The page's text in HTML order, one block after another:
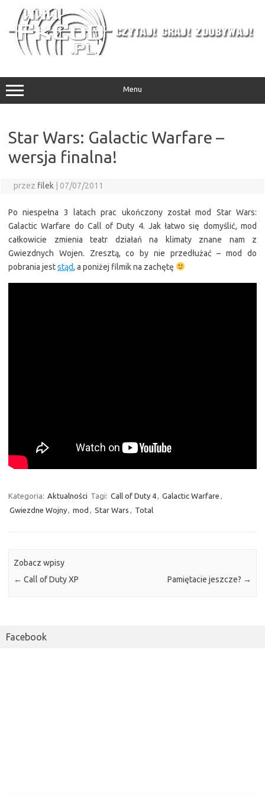
treści
Menu
Star Wars: Galactic Warfare –
wersja finalna!
przez filek 07/07/2011
Po niespełna 3 latach prac ukończony został mod Star Wars:
Galactic Warfare do Call of Duty 4. Jak łatwo się domyślić, mod
całkowicie zmienia teatr działań na klimaty znane nam z
Gwiezdnych Wojen. Zresztą, co by nie przedłużać – mod do
pobrania jeststąd, a poniżej filmik na zachętę
Kategoria: Aktualności Tagi: Call of Duty 4 Galactic Warfare
Gwiezdne Wojny
mod Star Wars Total
Zobacz wpisy
← Call of Duty XP Pamiętacie jeszcze? →
Facebook